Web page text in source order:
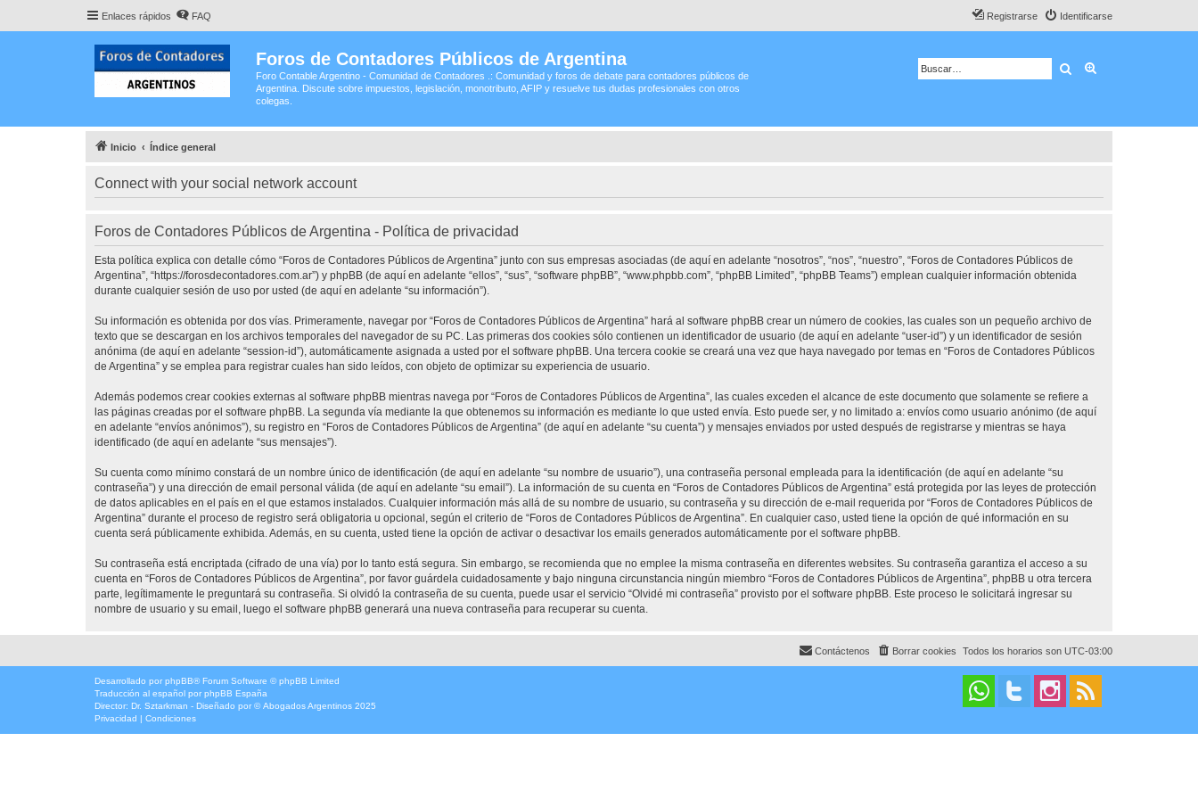
Enlaces rápidos FAQ Identificarse
Registrarse
Foros de Contadores Públicos de Argentina
Foro Contable Argentino - Comunidad de Contadores .: Comunidad y foros de debate para contadores públicos de
Argentina. Discute sobre impuestos, legislación, monotributo, AFIP y resuelve tus dudas profesionales con otros
colegas.
Buscar
Inicio Índice general
Connect with your social network account
Foros de Contadores Públicos de Argentina - Política de privacidad
Esta política explica con detalle cómo “Foros de Contadores Públicos de Argentina” junto con sus empresas asociadas (de aquí en adelante “nosotros”, “nos”, “nuestro”, “Foros de Contadores Públicos de
Argentina”, “https://forosdecontadores.com.ar”) y phpBB (de aquí en adelante “ellos”, “sus”, “software phpBB”, “www.phpbb.com”, “phpBB Limited”, “phpBB Teams”) emplean cualquier información obtenida
durante cualquier sesión de uso por usted (de aquí en adelante “su información”).
Su información es obtenida por dos vías. Primeramente, navegar por “Foros de Contadores Públicos de Argentina” hará al software phpBB crear un número de cookies, las cuales son un pequeño archivo de
texto que se descargan en los archivos temporales del navegador de su PC. Las primeras dos cookies sólo contienen un identificador de usuario (de aquí en adelante “user-id”) y un identificador de sesión
anónima (de aquí en adelante “session-id”), automáticamente asignada a usted por el software phpBB. Una tercera cookie se creará una vez que haya navegado por temas en “Foros de Contadores Públicos
de Argentina” y se emplea para registrar cuales han sido leídos, con objeto de optimizar su experiencia de usuario.
Además podemos crear cookies externas al software phpBB mientras navega por “Foros de Contadores Públicos de Argentina”, las cuales exceden el alcance de este documento que solamente se refiere a
las páginas creadas por el software phpBB. La segunda vía mediante la que obtenemos su información es mediante lo que usted envía. Esto puede ser, y no limitado a: envíos como usuario anónimo (de aquí
en adelante “envíos anónimos”), su registro en “Foros de Contadores Públicos de Argentina” (de aquí en adelante “su cuenta”) y mensajes enviados por usted después de registrarse y mientras se haya
identificado (de aquí en adelante “sus mensajes”).
Su cuenta como mínimo constará de un nombre único de identificación (de aquí en adelante “su nombre de usuario”), una contraseña personal empleada para la identificación (de aquí en adelante “su
contraseña”) y una dirección de email personal válida (de aquí en adelante “su email”). La información de su cuenta en “Foros de Contadores Públicos de Argentina” está protegida por las leyes de protección
de datos aplicables en el país en el que estamos instalados. Cualquier información más allá de su nombre de usuario, su contraseña y su dirección de e-mail requerida por “Foros de Contadores Públicos de
Argentina” durante el proceso de registro será obligatoria u opcional, según el criterio de “Foros de Contadores Públicos de Argentina”. En cualquier caso, usted tiene la opción de qué información en su
cuenta será públicamente exhibida. Además, en su cuenta, usted tiene la opción de activar o desactivar los emails generados automáticamente por el software phpBB.
Su contraseña está encriptada (cifrado de una vía) por lo tanto está segura. Sin embargo, se recomienda que no emplee la misma contraseña en diferentes websites. Su contraseña garantiza el acceso a su
cuenta en “Foros de Contadores Públicos de Argentina”, por favor guárdela cuidadosamente y bajo ninguna circunstancia ningún miembro “Foros de Contadores Públicos de Argentina”, phpBB u otra tercera
parte, legítimamente le preguntará su contraseña. Si olvidó la contraseña de su cuenta, puede usar el servicio “Olvidé mi contraseña” provisto por el software phpBB. Este proceso le solicitará ingresar su
nombre de usuario y su email, luego el software phpBB generará una nueva contraseña para recuperar su cuenta.
Todos los horarios son UTC-03:00
Borrar cookies
Contáctenos
Desarrollado por phpBB® Forum Software © phpBB Limited
Traducción al español por phpBB España
Director: Dr. Sztarkman - Diseñado por ©Abogados Argentinos 2025
Privacidad | Condiciones